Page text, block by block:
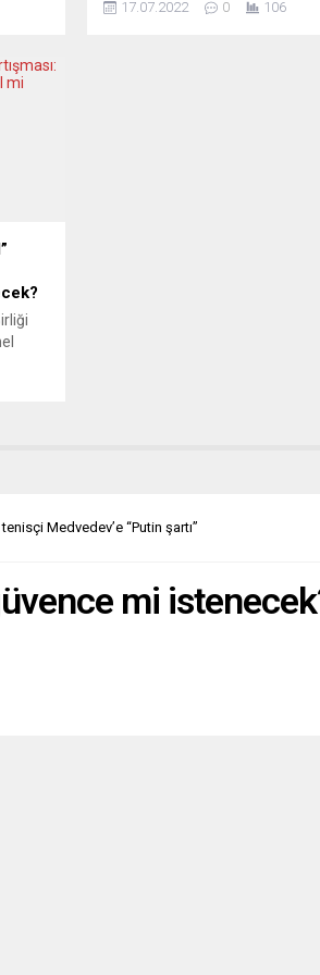
kapattılar, traktörlerle sokak
17.07.2022 0 106
Medvedev’e “Putin şartı”
mi